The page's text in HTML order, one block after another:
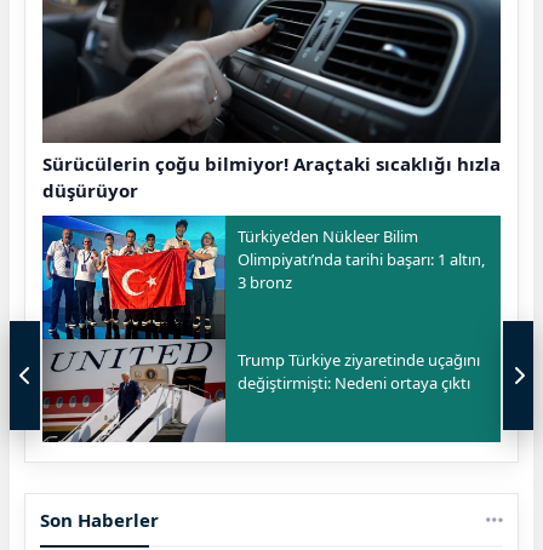
Sürücülerin çoğu bilmiyor! Araçtaki sıcaklığı hızla
düşürüyor
Türkiye’den Nükleer Bilim
Olimpiyatı’nda tarihi başarı: 1 altın,
3 bronz
Trump Türkiye ziyaretinde uçağını
değiştirmişti: Nedeni ortaya çıktı
Son Haberler